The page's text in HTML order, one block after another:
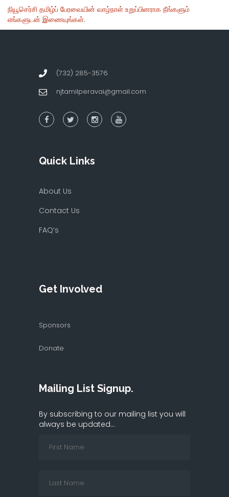
நியூசெர்சி தமிழ்ப் பேரவையின் வாழ்நாள் உறுப்பினராக நீங்களும்
எங்களுடன் இணையுங்கள்.
(732) 285-3576
njtamilperavai@gmail.com
Quick Links
About Us
Contact Us
FAQ’s
Get Involved
Sponsors
Donate
Mailing List Signup.
By subscribing to our mailing list you will
always be updated...